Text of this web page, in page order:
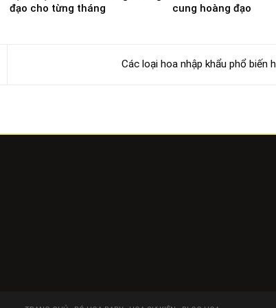
đạo cho từng tháng
cung hoàng đạo
Các loại hoa nhập khẩu phổ biến